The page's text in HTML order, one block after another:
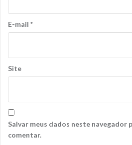
E-mail *
Site
Salvar meus dados neste navegador
comentar.